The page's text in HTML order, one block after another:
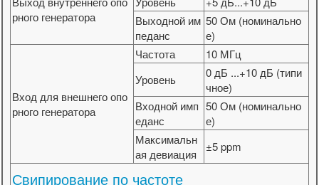
рного генератора
Выходной им
педанс
50 Ом (номинально
е)
Вход для внешнего опо
рного генератора
Частота
10 МГц
Уровень
0 дБ ...+10 дБ (типи
чное)
Входной имп
еданс
50 Ом (номинально
е)
Максимальн
ая девиация
±5 ppm
Свипирование по частоте